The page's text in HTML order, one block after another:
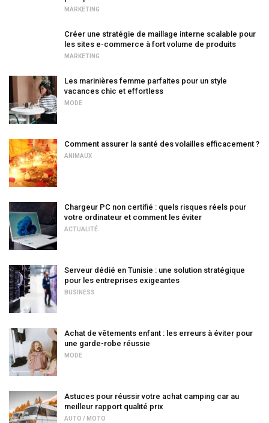
MARKETING
Créer une stratégie de maillage interne scalable pour
les sites e-commerce à fort volume de produits
MARKETING
Les marinières femme parfaites pour un style
vacances chic et effortless
MODE
Comment assurer la santé des volailles efficacement ?
ANIMAUX
Chargeur PC non certifié : quels risques réels pour
votre ordinateur et comment les éviter
ACTUALITÉ
Serveur dédié en Tunisie : une solution stratégique
pour les entreprises exigeantes
BUSINESS
Achat de vêtements enfant : les erreurs à éviter pour
une garde-robe réussie
MODE
Astuces pour réussir votre achat camping car au
meilleur rapport qualité prix
AUTO / MOTO